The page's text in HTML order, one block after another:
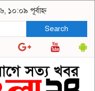
১০:০৯ পূর্বাহ্ন
Search